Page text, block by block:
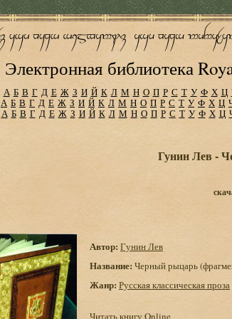
Электронная библиотека
А Б В Г Д Е Ж З И Й К Л М Н О П Р С Т У Ф Х Ц
А Б В Г Д Е Ж З И Й К Л М Н О П Р С Т У Ф Х Ц
А Б В Г Д Е Ж З И Й К Л М Н О П Р С Т У Ф Х Ц
Гунин Лев -
Автор: Гунин Лев
Название: Черный рыцарь
Жанр: Русская классическая проза
Читать книгу Online